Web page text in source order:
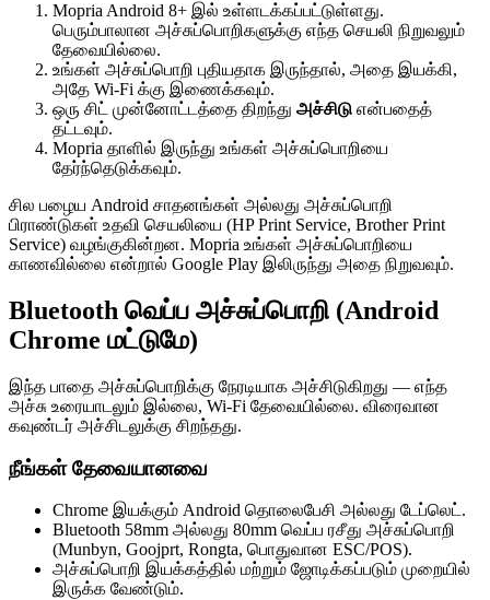
Mopria Android 8+ இல் உள்ளடக்கப்பட்டுள்ளது.
பெரும்பாலான அச்சுப்பொறிகளுக்கு எந்த செயலி நிறுவலும்
தேவையில்லை.
உங்கள் அச்சுப்பொறி புதியதாக இருந்தால், அதை இயக்கி,
அதே Wi-Fi க்கு இணைக்கவும்.
ஒரு சிட் முன்னோட்டத்தை திறந்து அச்சிடு என்பதைத்
தட்டவும்.
Mopria தாளில் இருந்து உங்கள் அச்சுப்பொறியை
தேர்ந்தெடுக்கவும்.
சில பழைய Android சாதனங்கள் அல்லது அச்சுப்பொறி
பிராண்டுகள் உதவி செயலியை (HP Print Service, Brother Print
Service) வழங்குகின்றன. Mopria உங்கள் அச்சுப்பொறியை
காணவில்லை என்றால் Google Play இலிருந்து அதை நிறுவவும்.
Bluetooth வெப்ப அச்சுப்பொறி (Android
Chrome மட்டுமே)
இந்த பாதை அச்சுப்பொறிக்கு நேரடியாக அச்சிடுகிறது — எந்த
அச்சு உரையாடலும் இல்லை, Wi-Fi தேவையில்லை. விரைவான
கவுண்டர் அச்சிடலுக்கு சிறந்தது.
நீங்கள் தேவையானவை
Chrome இயக்கும் Android தொலைபேசி அல்லது டேப்லெட்.
Bluetooth 58mm அல்லது 80mm வெப்ப ரசீது அச்சுப்பொறி
(Munbyn, Goojprt, Rongta, பொதுவான ESC/POS).
அச்சுப்பொறி இயக்கத்தில் மற்றும் ஜோடிக்கப்படும் முறையில்
இருக்க வேண்டும்.